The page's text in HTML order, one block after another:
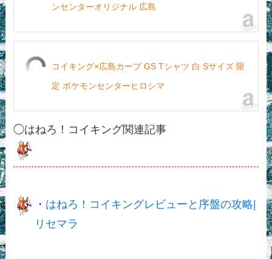
ンセンターオリジナル 広島
コイキング×広島カープ GS Tシャツ 白 Sサイズ 限
定 ポケモンセンターヒロシマ
◯はねろ！コイキング関連記事
・ はねろ！コイキングレビューと序盤の攻略|
リセマラ